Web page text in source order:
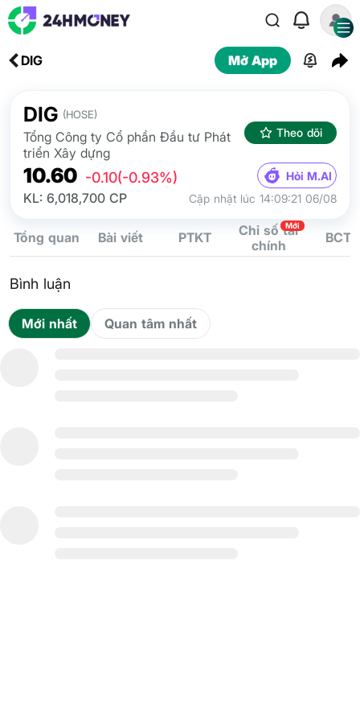
DIG Mở App
DIG (HOSE)
Tổng Công ty Cổ phần Đầu tư Phát
triển Xây dựng
Theo dõi
10.60 -0.10(-0.93%) Hỏi M.AI
KL: 6,018,700 CP Cập nhật lúc 14:09:21 06/08
Tổng quan Bài viết PTKT
Chỉ số tài
chính
Mới
BCTC
Bình luận
Quan tâm nhất
Mới nhất